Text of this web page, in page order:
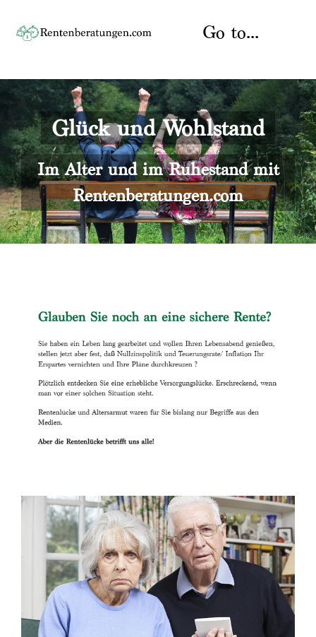
content
Go to...
Startseite
Rente
Rentenberater
Rentenversicherung
Versicherungsberatung
Über uns
Kontakt
Glück und Wohlstand
Im Alter und im Ruhestand mit
Rentenberatungen.com